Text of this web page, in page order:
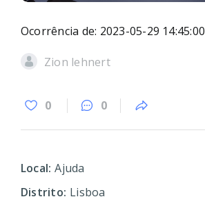
Ocorrência de: 2023-05-29 14:45:00
Zion lehnert
0 0
Local: Ajuda
Distrito: Lisboa